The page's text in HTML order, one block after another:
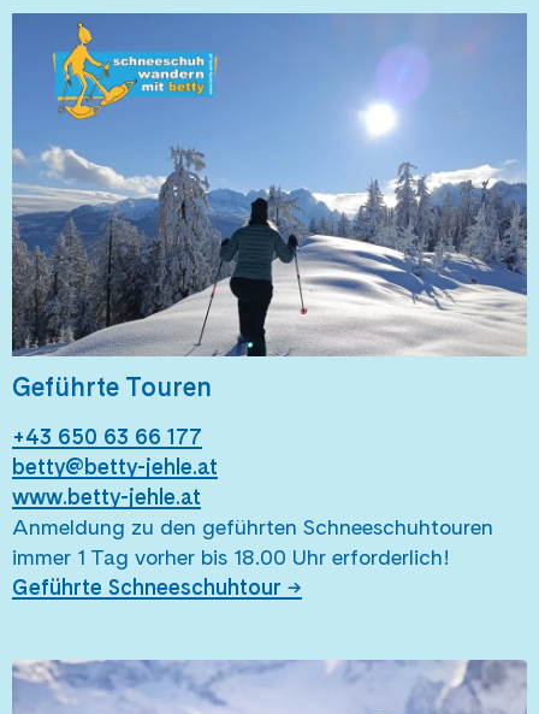
Geführte Touren
+43 650 63 66 177
betty@betty-jehle.at
www.betty-jehle.at
Anmeldung zu den geführten Schneeschuhtouren
immer 1 Tag vorher bis 18.00 Uhr erforderlich!
Geführte Schneeschuhtour →